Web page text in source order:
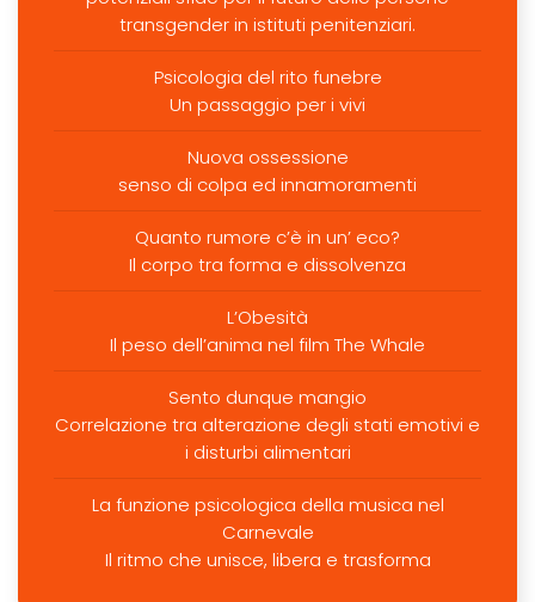
transgender in istituti penitenziari.
Psicologia del rito funebre
Un passaggio per i vivi
Nuova ossessione
senso di colpa ed innamoramenti
Quanto rumore c’è in un’ eco?
Il corpo tra forma e dissolvenza
L’Obesità
Il peso dell’anima nel film The Whale
Sento dunque mangio
Correlazione tra alterazione degli stati emotivi e
i disturbi alimentari
La funzione psicologica della musica nel
Carnevale
Il ritmo che unisce, libera e trasforma